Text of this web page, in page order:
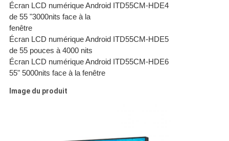
Écran LCD numérique Android
de 55 "3000nits face à la
fenêtre
ITD55CM-HDE4
Écran LCD numérique Android
de 55 pouces à 4000 nits
ITD55CM-HDE5
Écran LCD numérique Android
55" 5000nits face à la fenêtre
ITD55CM-HDE6
Image du produit